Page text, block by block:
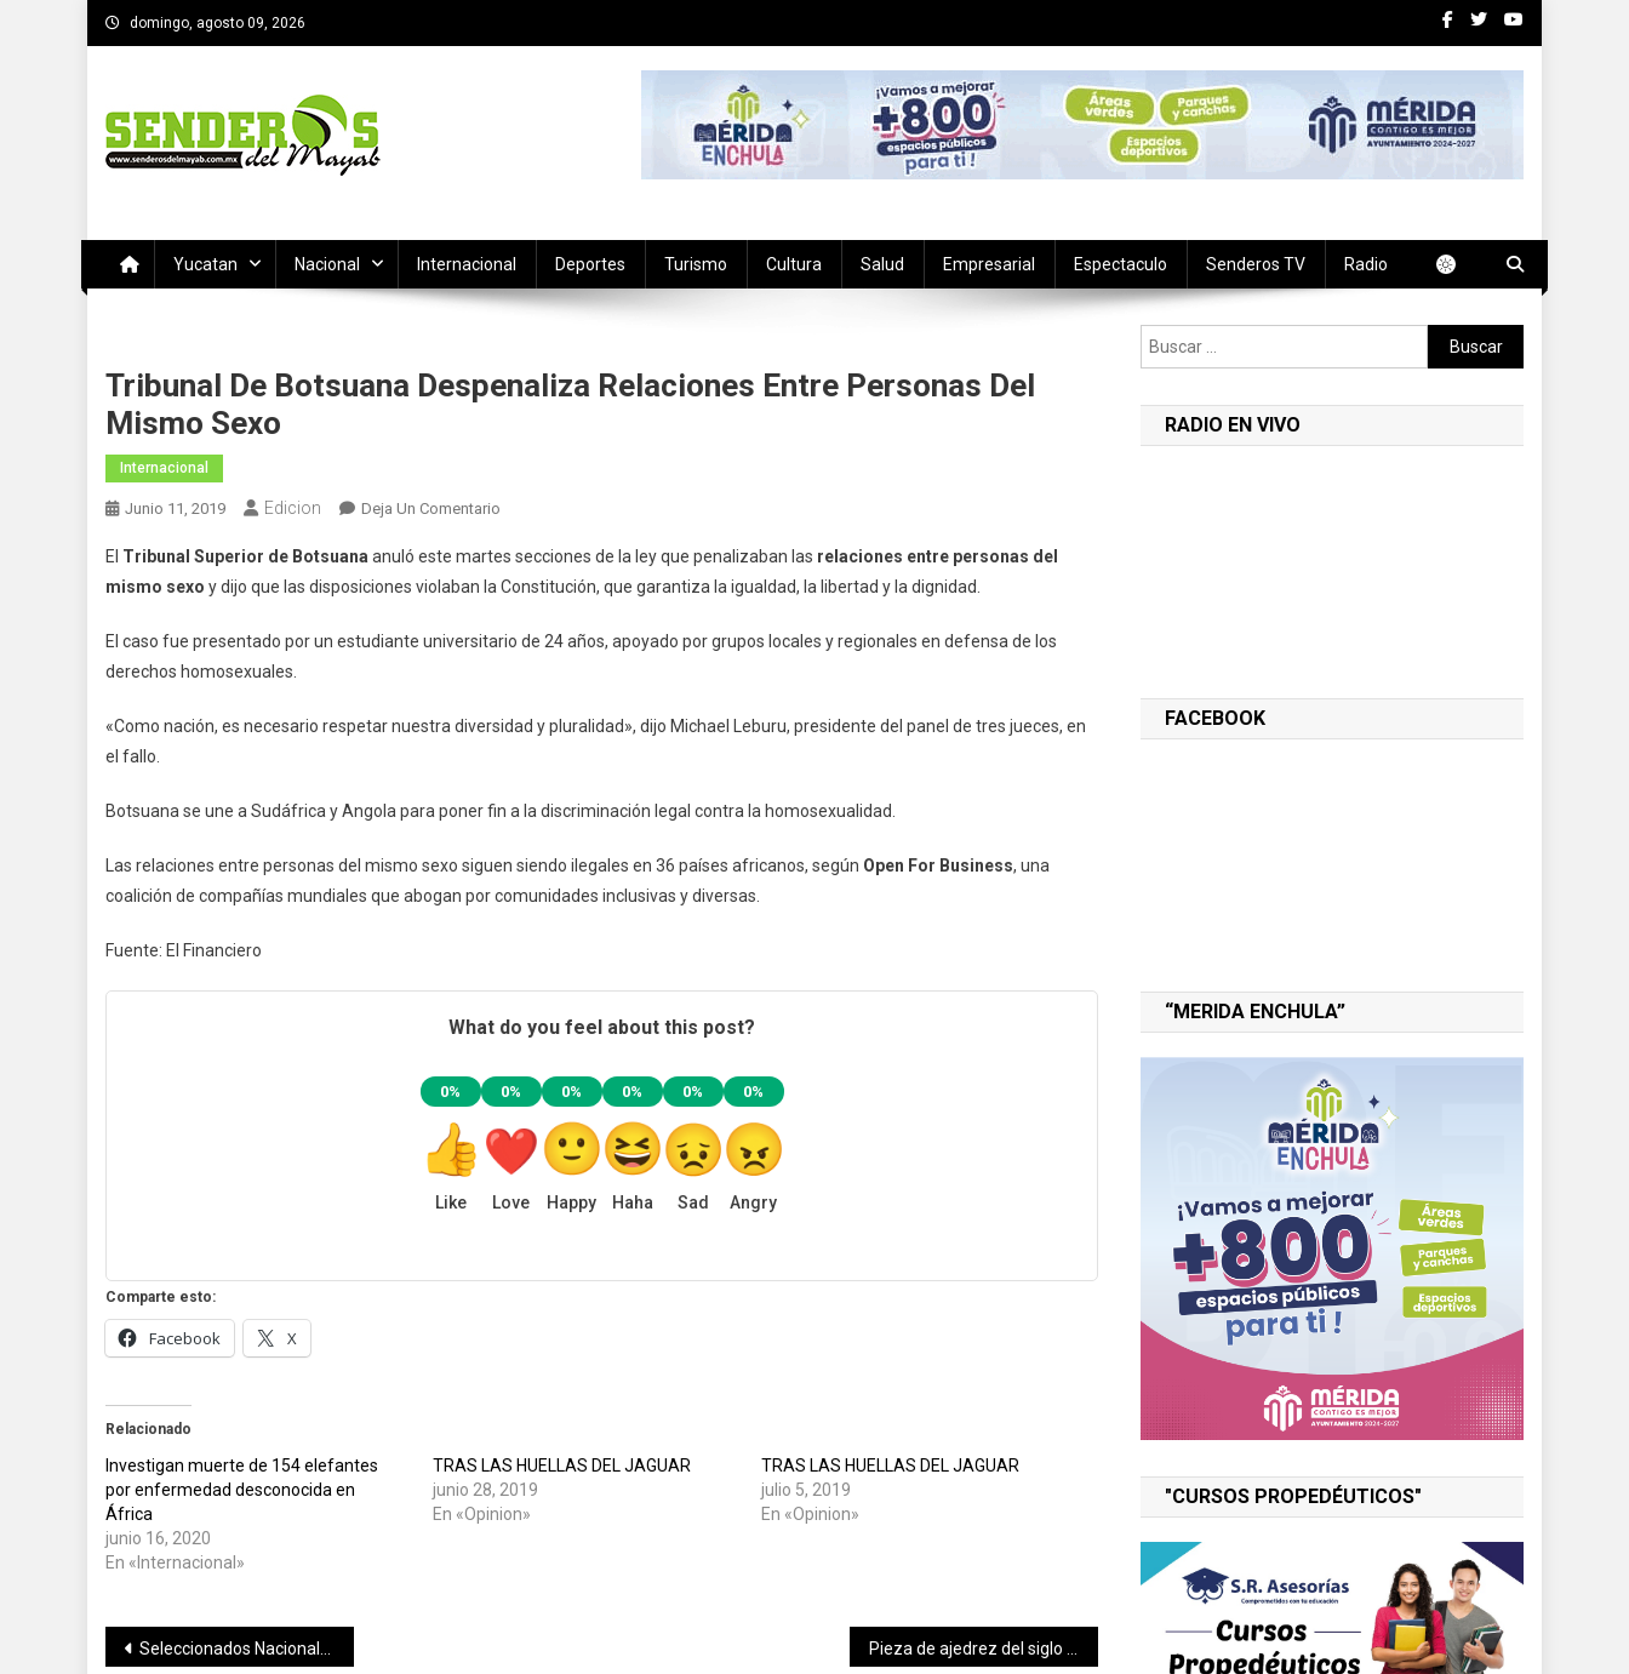
Saltar
al
domingo, agosto 09, 2026
Yucatan Nacional Internacional Deportes Turismo Cultura Salud Empresarial Espectaculo Senderos TV Radio
Tribunal De Botsuana Despenaliza Relaciones Entre Personas Del
Mismo Sexo
Internacional
Junio 11, 2019 Edicion Deja Un Comentario
De
Botsuana
Relaciones
Del
El Tribunal Superior de Botsuana anuló este martes secciones de la ley que penalizaban las relaciones entre personas del
mismo sexo y dijo que las disposiciones violaban la Constitución, que garantiza la igualdad, la libertad y la dignidad.
El caso fue presentado por un estudiante universitario de 24 años, apoyado por grupos locales y regionales en defensa de los
derechos homosexuales.
«Como nación, es necesario respetar nuestra diversidad y pluralidad», dijo Michael Leburu, presidente del panel de tres jueces, en
el fallo.
Botsuana se une a Sudáfrica y Angola para poner fin a la discriminación legal contra la homosexualidad.
Las relaciones entre personas del mismo sexo siguen siendo ilegales en 36 países africanos, según Open For Business, una
coalición de compañías mundiales que abogan por comunidades inclusivas y diversas.
Fuente: El Financiero
What do you feel about this post?
0%
Like
0%
Love
0%
Happy
0%
Haha
0%
Sad
0%
Angry
Comparte esto:
Facebook X
Relacionado
Investigan muerte de 154 elefantes
por enfermedad desconocida en
África
junio 16, 2020
En «Internacional»
TRAS LAS HUELLAS DEL JAGUAR
junio 28, 2019
En «Opinion»
TRAS LAS HUELLAS DEL JAGUAR
julio 5, 2019
En «Opinion»
Navegación
Seleccionados Nacionales de Sófbol darán Clínica Gratuita
Buscar:
RADIO EN VIVO
FACEBOOK
“MERIDA ENCHULA”
"CURSOS PROPEDÉUTICOS"